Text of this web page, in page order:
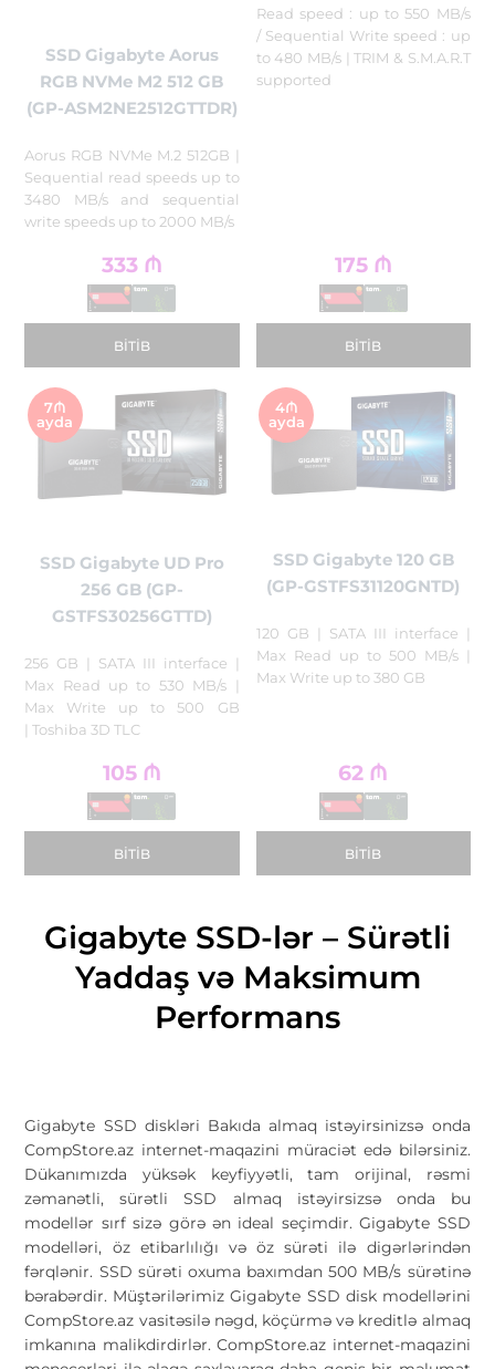
SSD Gigabyte Aorus
RGB NVMe M2 512 GB
(GP-ASM2NE2512GTTDR)
Aorus RGB NVMe M.2 512GB |
Sequential read speeds up to
3480 MB/s and sequential
write speeds up to 2000 MB/s
333 ₼
BITIB
Read speed : up to 550 MB/s
/ Sequential Write speed : up
to 480 MB/s | TRIM & S.M.A.R.T
supported
175 ₼
BITIB
7₼
ayda
SSD Gigabyte UD Pro
256 GB (GP-
GSTFS30256GTTD)
256 GB | SATA III interface |
Max Read up to 530 MB/s |
Max Write up to 500 GB
| Toshiba 3D TLC
105 ₼
BITIB
4₼
ayda
SSD Gigabyte 120 GB
(GP-GSTFS31120GNTD)
120 GB | SATA III interface |
Max Read up to 500 MB/s |
Max Write up to 380 GB
62 ₼
BITIB
Gigabyte SSD-lər – Sürətli
Yaddaş və Maksimum
Performans
Gigabyte SSD diskləri Bakıda almaq istəyirsinizsə onda
CompStore.az internet-maqazini müraciət edə bilərsiniz.
Dükanımızda yüksək keyfiyyətli, tam orijinal, rəsmi
zəmanətli, sürətli SSD almaq istəyirsizsə onda bu
modellər sırf sizə görə ən ideal seçimdir. Gigabyte SSD
modelləri, öz etibarlılığı və öz sürəti ilə digərlərindən
fərqlənir. SSD sürəti oxuma baxımdan 500 MB/s sürətinə
bərabərdir. Müştərilərimiz Gigabyte SSD disk modellərini
CompStore.az vasitəsilə nəgd, köçürmə və kreditlə almaq
imkanına malikdirdirlər. CompStore.az internet-maqazini